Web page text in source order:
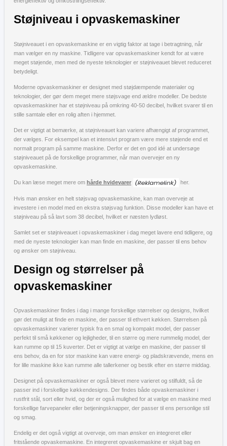
Støjniveau i opvaskemaskiner
Støjniveauet i en opvaskemaskine er en vigtig faktor at tage i betragtning, når
man vælger en ny maskine. Tidligere var opvaskemaskiner kendt for at være
meget støjende, men med de nyeste teknologier er støjniveauet blevet reduceret
betydeligt.
Moderne opvaskemaskiner er designet med støjdæmpende materialer og
teknologier, der gør dem meget mere støjsvage end ældre modeller. De bedste
opvaskemaskiner har et støjniveau på omkring 40-50 decibel, hvilket svarer til en
stille samtale eller en rolig aften i hjemmet.
Det er vigtigt at bemærke, at støjniveauet kan variere afhængigt af programmet,
der vælges. For eksempel kan et intensivt program være mere støjende end et
normalt program på samme maskine. Derfor er det en god idé at undersøge
støjniveauet på de forskellige programmer, når man overvejer en ny
opvaskemaskine.
Du kan læse meget mere om hårde hvidevarer her.
Hvis man ønsker en helt støjsvag opvaskemaskine, kan man overveje at
investere i en model med en ekstra støjsvag funktion. Disse modeller kan have et
støjniveau på så lavt som 38 decibel, hvilket er næsten lydløst.
Samlet set er støjniveauet i opvaskemaskiner i dag meget lavere end tidligere, og
med de nyeste teknologier kan man finde en maskine, der passer til ens behov
og ønsker om støjniveau.
Design og størrelser på
opvaskemaskiner
Opvaskemaskiner findes i dag i mange forskellige størrelser og designs, hvilket
gør det muligt at finde en maskine, der passer til ethvert køkken. Størrelsen på
opvaskemaskiner varierer typisk fra en smal og kompakt model, der passer
perfekt til små køkkener og lejligheder, til en større og mere rummelig model, der
kan rumme op til 15 kuverter. Det er vigtigt at vælge en maskine, der passer til
ens behov, da en for stor maskine kan være energi- og pladskrævende, mens en
for lille maskine ikke kan rumme alle tallerkener og bestik efter en større middag.
Designet på opvaskemaskiner er også blevet mere varieret og stilfuldt, så de
passer ind i forskellige køkkendesigns. Der findes både opvaskemaskiner i
rustfrit stål, sort eller hvid, og der er også mulighed for at vælge en maskine med
forskellige farvepaneler eller betjeningsknapper, der passer til ens personlige stil
og smag.
Endelig er det også vigtigt at overveje, om man ønsker en integreret eller
fritstående opvaskemaskine. En integreret opvaskemaskine er skjult bag en